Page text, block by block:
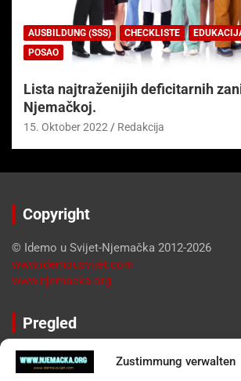
Zustimmung verwalten
AUSBILDUNG (SSS) CHECKLISTE
POSAO
Lista najtraženijih deficitarnih
Njemačkoj.
15. Oktober 2022 Redakcija
Copyright
© Idemo u Svijet-Njemačka 2012-2026
www.idemousvijet.com
www.njemacka.org
Pregled
Impressum
Datenschutzerklärung